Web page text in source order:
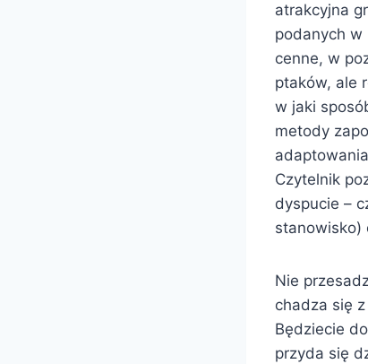
atrakcyjna
podanych w
cenne, w
ptaków, ale
w jaki
metody
Czytelnik
dyspucie –
stanowisko)
Nie
chadza się
Będziecie
przyda się